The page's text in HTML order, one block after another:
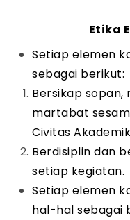
Etika
Setiap elemen
sebagai berikut:
Bersikap
martabat
Civitas
Berdisiplin dan
setiap kegiatan.
Setiap elemen
hal-hal sebagai